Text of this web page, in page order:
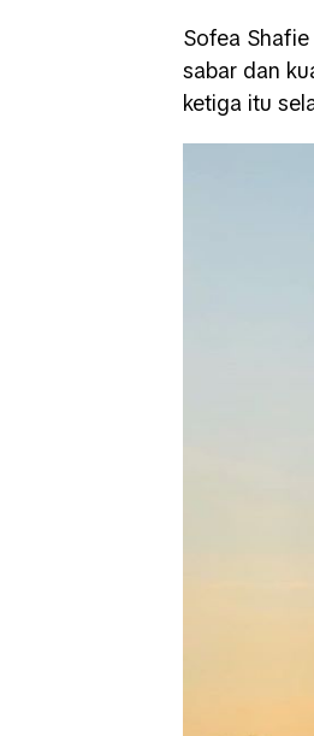
Sofea
sabar dan
ketiga itu